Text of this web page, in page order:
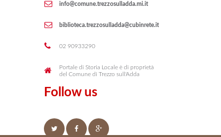
info@comune.trezzosulladda.mi.it
biblioteca.trezzosulladda@cubinrete.it
02 90933290
Portale di Storia Locale è di proprietà
del Comune di Trezzo sull'Adda
Follow us